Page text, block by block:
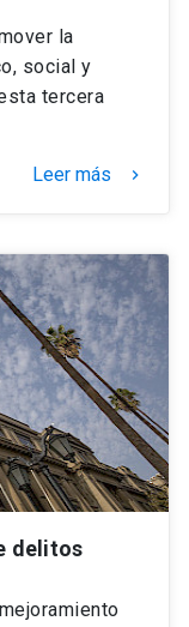
la
social y
tercera
Leer más keyboard_arrow_right
delitos